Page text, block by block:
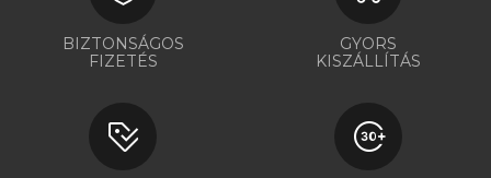
BIZTONSÁGOS
FIZETÉS
GYORS
KISZÁLLÍTÁS